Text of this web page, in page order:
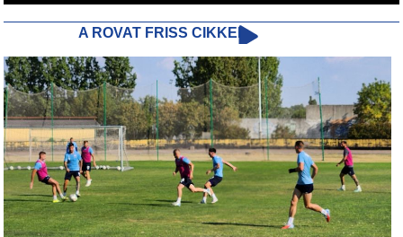
A ROVAT FRISS CIKKEI